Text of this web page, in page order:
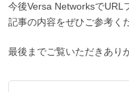
今後Versa NetworksでURL
記事の内容をぜひご参考く
最後までご覧いただきあり